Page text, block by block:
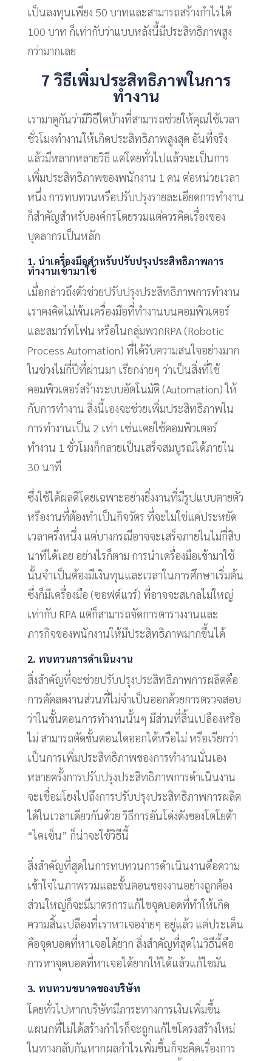
เป็นลงทุนเพียง 50 บาทและสามารถสร้างกำไรได้
100 บาท ก็เท่ากับว่าแบบหลังนี้มีประสิทธิภาพสูง
กว่ามากเลย
7 วิธีเพิ่มประสิทธิภาพในการ
ทำงาน
เรามาดูกันว่ามีวิธีใดบ้างที่สามารถช่วยให้คุณใช้เวลา
ชั่วโมงทำงานให้เกิดประสิทธิภาพสูงสุด อันที่จริง
แล้วมีหลากหลายวิธี แต่โดยทั่วไปแล้วจะเป็นการ
เพิ่มประสิทธิภาพของพนักงาน 1 คน ต่อหน่วยเวลา
หนึ่ง การทบทวนหรือปรับปรุงรายละเอียดการทำงาน
ก็สำคัญสำหรับองค์กรโดยรวมแต่ควรคิดเรื่องของ
บุคลากรเป็นหลัก​ ​
1. นำเครื่องมือสำหรับปรับปรุงประสิทธิภาพการ
ทำงานเข้ามาใช้
เมื่อกล่าวถึงตัวช่วยปรับปรุงประสิทธิภาพการทำงาน
เราคงคิดไม่พ้นเครื่องมือที่ทำงานบนคอมพิวเตอร์
และสมาร์ทโฟน หรือในกลุ่มพวกRPA (Robotic
Process Automation) ที่ได้รับความสนใจอย่างมาก
ในช่วงไม่กี่ปีที่ผ่านมา เรียกง่ายๆ ว่าเป็นสิ่งที่ใช้
คอมพิวเตอร์สร้างระบบอัตโนมัติ (Automation) ให้
กับการทำงาน สิ่งนี้เองจะช่วยเพิ่มประสิทธิภาพใน
การทำงานเป็น 2 เท่า เช่นเคยใช้คอมพิวเตอร์
ทำงาน 1 ชั่วโมงก็กลายเป็นเสร็จสมบูรณ์ได้ภายใน
30 นาที
ซึ่งใช้ได้ผลดีโดยเฉพาะอย่างยิ่งงานที่มีรูปแบบตายตัว
หรืองานที่ต้องทำเป็นกิจวัตร ที่จะไม่ใช่แค่ประหยัด
เวลาครึ่งหนึ่ง แต่บางกรณีอาจจะเสร็จภายในไม่กี่สิบ
นาทีได้เลย อย่างไรก็ตาม การนำเครื่องมือเข้ามาใช้
นั้นจำเป็นต้องมีเงินทุนและเวลาในการศึกษาเริ่มต้น
ซึ่งก็มีเครื่องมือ (ซอฟต์แวร์) ที่อาจจะสเกลไม่ใหญ่
เท่ากับ RPA แต่ก็สามารถจัดการตารางงานและ
ภารกิจของพนักงานให้มีประสิทธิภาพมากขึ้นได้
2. ทบทวนการดำเนินงาน
สิ่งสำคัญที่จะช่วยปรับปรุงประสิทธิภาพการผลิตคือ
การตัดลดงานส่วนที่ไม่จำเป็นออกด้วยการตรวจสอบ
ว่าในขั้นตอนการทำงานนั้นๆ มีส่วนที่สิ้นเปลืองหรือ
ไม่ สามารถตัดขั้นตอนใดออกได้หรือไม่ หรือเรียกว่า
เป็นการเพิ่มประสิทธิภาพของการทำงานนั่นเอง
หลายครั้งการปรับปรุงประสิทธิภาพการดำเนินงาน
จะเชื่อมโยงไปถึงการปรับปรุงประสิทธิภาพการผลิต
ได้ในเวลาเดียวกันด้วย วิธีการอันโด่งดังของโตโยต้า
“ไคเซ็น” ก็น่าจะใช้วิธีนี้
สิ่งสำคัญที่สุดในการทบทวนการดำเนินงานคือความ
เข้าใจในภาพรวมและขั้นตอนของงานอย่างถูกต้อง
ส่วนใหญ่ก็จะมีมาตรการแก้ไขจุดบอดที่ทำให้เกิด
ความสิ้นเปลืองที่เราหาเจอง่ายๆ อยู่แล้ว แต่ประเด็น
คือจุดบอดที่หาเจอได้ยาก สิ่งสำคัญที่สุดในวิธีนี้คือ
การหาจุดบอดที่หาเจอได้ยากให้ได้แล้วแก้ไขมัน​ ​
3. ทบทวนขนาดของบริษัท
โดยทั่วไปหากบริษัทมีภาระทางการเงินเพิ่มขึ้น
แผนกที่ไม่ได้สร้างกำไรก็จะถูกแก้ไขโครงสร้างใหม่
ในทางกลับกันหากผลกำไรเพิ่มขึ้นก็จะคิดเรื่องการ